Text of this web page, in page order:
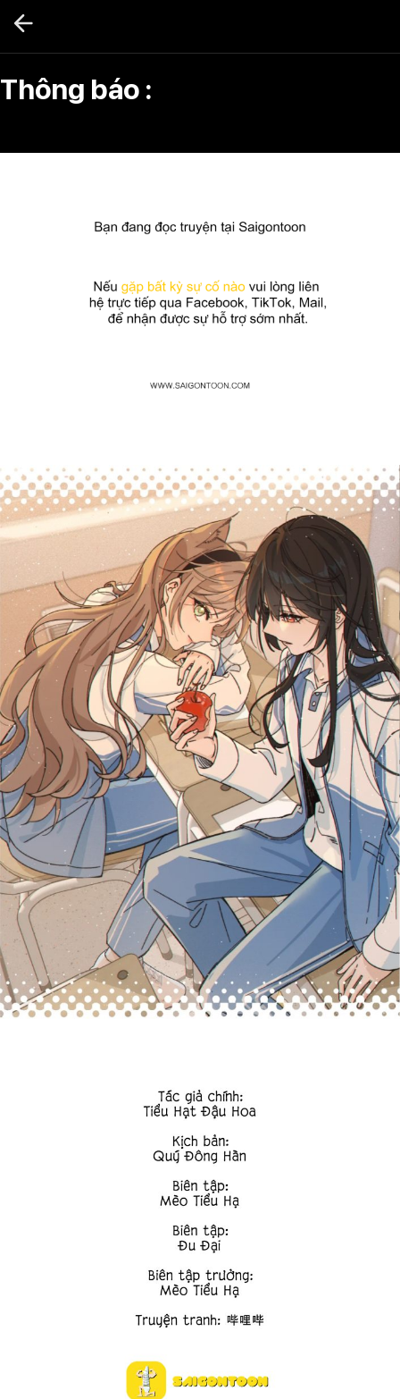
qua
nội
dung
Thông báo :